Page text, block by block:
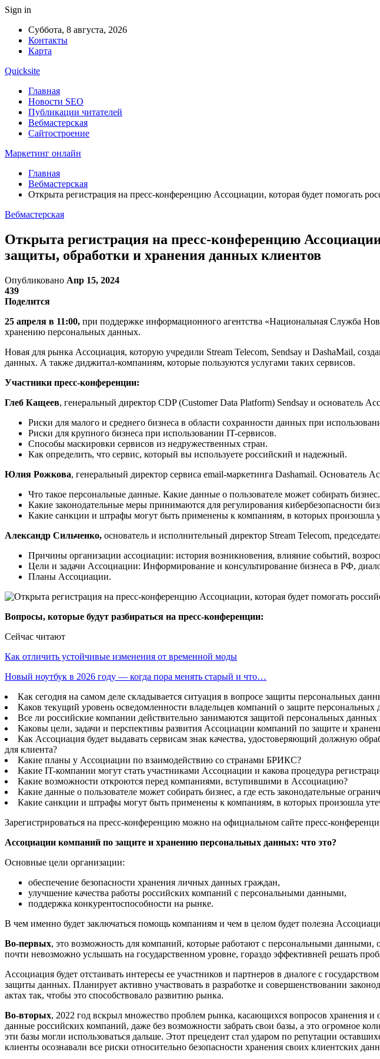
Sign in
Суббота, 8 августа, 2026
Контакты
Карта
Quicksite
Главная
Новости SEO
Публикации читателей
Вебмастерская
Сайтостроение
Маркетинг онлайн
Главная
Вебмастерская
Открыта регистрация на пресс-конференцию Ассоциации, которая будет помогать
Вебмастерская
Открыта регистрация на пресс-конференцию
защиты, обработки и хранения данных клиентов
Опубликовано Апр 15, 2024
439
Поделится
25 апреля в 11:00, при поддержке информационного агентства «Национальная Служба
хранению персональных данных.
Новая для рынка Ассоциация, которую учредили Stream Telecom, Sendsay и DashaMail,
данных. А также диджитал-компаниям, которые пользуются услугами таких сервисов.
Участники пресс-конференции:
Глеб Кащеев, генеральный директор CDP (Customer Data Platform) Sendsay и основатель
Риски для малого и среднего бизнеса в области сохранности данных при
Риски для крупного бизнеса при использовании IT-сервисов.
Способы маскировки сервисов из недружественных стран.
Как определить, что сервис, который вы используете российский и надежный.
Юлия Рожкова, генеральный директор сервиса email-маркетинга Dashamail.
Что такое персональные данные. Какие данные о пользователе может собирать
Какие законодательные меры принимаются для регулирования кибербезопасности
Какие санкции и штрафы могут быть применены к компаниям, в которых произошла
Александр Сильченко, основатель и исполнительный директор Stream Telecom,
Причины организации ассоциации: история возникновения, влияние событий,
Цели и задачи Ассоциации: Информирование и консультирование бизнеса в РФ,
Планы Ассоциации.
Вопросы, которые будут разбираться на пресс-конференции:
Сейчас читают
Как отличить устойчивые изменения от временной моды
Новый ноутбук в 2026 году — когда пора менять старый и что…
Как сегодня на самом деле складывается ситуация в вопросе защиты персональных
Каков текущий уровень осведомленности владельцев компаний о защите персональных
Все ли российские компании действительно занимаются защитой персональных данных
Каковы цели, задачи и перспективы развития Ассоциации компаний по защите и
Как Ассоциация будет выдавать сервисам знак качества, удостоверяющий должную
для клиента?
Какие планы у Ассоциации по взаимодействию со странами БРИКС?
Какие IT-компании могут стать участниками Ассоциации и какова процедура
Какие возможности откроются перед компаниями, вступившими в Ассоциацию?
Какие данные о пользователе может собирать бизнес, а где есть законодательные
Какие санкции и штрафы могут быть применены к компаниям, в которых произошла
Зарегистрироваться на пресс-конференцию можно на официальном сайте пресс-
Ассоциации компаний по защите и хранению персональных данных: что это?
Основные цели организации:
обеспечение безопасности хранения личных данных граждан,
улучшение качества работы российских компаний с персональными данными,
поддержка конкурентоспособности на рынке.
В чем именно будет заключаться помощь компаниям и чем в целом будет полезна
Во-первых, это возможность для компаний, которые работают с персональными
почти невозможно услышать на государственном уровне, гораздо эффективней решать
Ассоциация будет отстаивать интересы ее участников и партнеров в диалоге с
защиты данных. Планирует активно участвовать в разработке и совершенствовании
актах так, чтобы это способствовало развитию рынка.
Во-вторых, 2022 год вскрыл множество проблем рынка, касающихся вопросов хранения
данные российских компаний, даже без возможности забрать свои базы, а это огромное
эти базы могли использоваться дальше. Этот прецедент стал ударом по репутации
клиенты осознавали все риски относительно безопасности хранения своих клиентских